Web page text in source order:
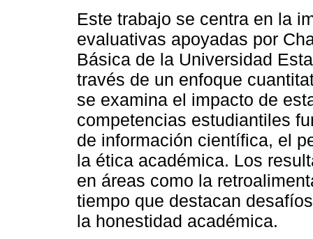
Este trabajo se centra en la
evaluativas apoyadas por
Básica de la Universidad
través de un enfoque
se examina el impacto de
competencias estudiantiles
de información científica, el
la ética académica. Los
en áreas como la
tiempo que destacan
la honestidad académica.